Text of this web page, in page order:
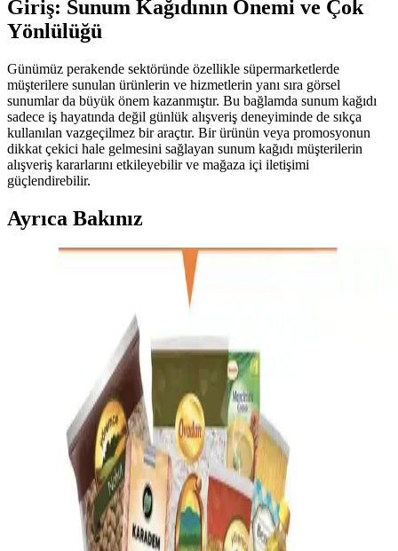
Giriş: Sunum Kağıdının Önemi ve Çok
Yönlülüğü
Günümüz perakende sektöründe özellikle süpermarketlerde
müşterilere sunulan ürünlerin ve hizmetlerin yanı sıra görsel
sunumlar da büyük önem kazanmıştır. Bu bağlamda sunum kağıdı
sadece iş hayatında değil günlük alışveriş deneyiminde de sıkça
kullanılan vazgeçilmez bir araçtır. Bir ürünün veya promosyonun
dikkat çekici hale gelmesini sağlayan sunum kağıdı müşterilerin
alışveriş kararlarını etkileyebilir ve mağaza içi iletişimi
güçlendirebilir.
Ayrıca Bakınız
Fudge Marshmallow Kurabiyeleri: Üretim, Tüketici
Deneyimleri ve Alternatif Tatlar
Fudge marshmallow kurabiyeleri, uygun fiyatları ve lezzetleriyle
dikkat çekiyor. Üretim süreçleri, tüketici yorumları ve alternatif
ürünlerle karşılaştırmalarıyla detaylı bir değerlendirme sunuluyor.
Migros'un Geniş Ürün Yelpazesi ve Dijital Hizmetleri
Hakkında Detaylı Bilgi
Migros, Türkiye'nin köklü perakende zinciri, online platformu ve
geniş ürün yelpazesiyle tüketicilere pratik ve ekonomik alışveriş
imkanı sunar.
A101 Marketleri ve Kampanya Fırsatlarıyla Günlük
ve Özel Gün Alışverişi